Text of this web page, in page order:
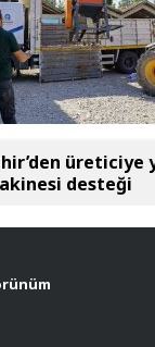
üreticiye
desteği